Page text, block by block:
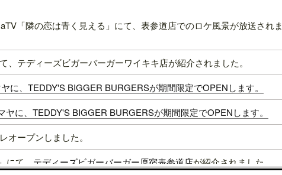
「隣の恋は青く見える」にて、表参道店でのロケ風景が放送されま
、テディーズビガーバーガーワイキキ店が紹介されました。
に、TEDDY'S BIGGER BURGERSが期間限定でOPENします。
に、TEDDY'S BIGGER BURGERSが期間限定でOPENします。
オープンしました。
」にて、 テディーズビガーバーガー原宿表参道店が紹介されました。